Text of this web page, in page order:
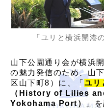
「ユリと横浜開港
山下公園通り会が横浜
の魅力発信のため、山
区山下町8）に、「 ユリ
（History of Lilies
Yokohama Port） 」